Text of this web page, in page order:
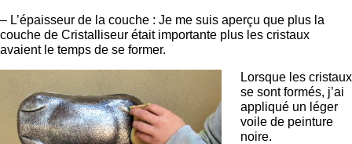
– L’épaisseur de la couche : Je me suis aperçu que plus la
couche de Cristalliseur était importante plus les cristaux
avaient le temps de se former.
Lorsque les cristaux
se sont formés, j’ai
appliqué un léger
voile de peinture
noire.